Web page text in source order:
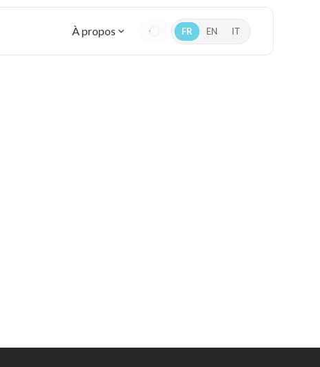
À propos FR EN IT